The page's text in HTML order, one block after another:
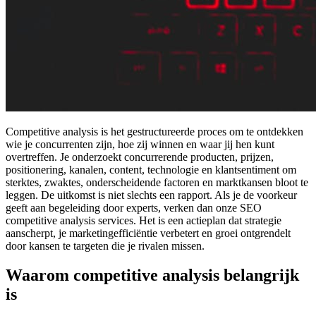
Competitive analysis is het gestructureerde proces om te ontdekken
wie je concurrenten zijn, hoe zij winnen en waar jij hen kunt
overtreffen. Je onderzoekt concurrerende producten, prijzen,
positionering, kanalen, content, technologie en klantsentiment om
sterktes, zwaktes, onderscheidende factoren en marktkansen bloot te
leggen. De uitkomst is niet slechts een rapport. Als je de voorkeur
geeft aan begeleiding door experts, verken dan onze SEO
competitive analysis services. Het is een actieplan dat strategie
aanscherpt, je marketingefficiëntie verbetert en groei ontgrendelt
door kansen te targeten die je rivalen missen.
Waarom competitive analysis belangrijk
is